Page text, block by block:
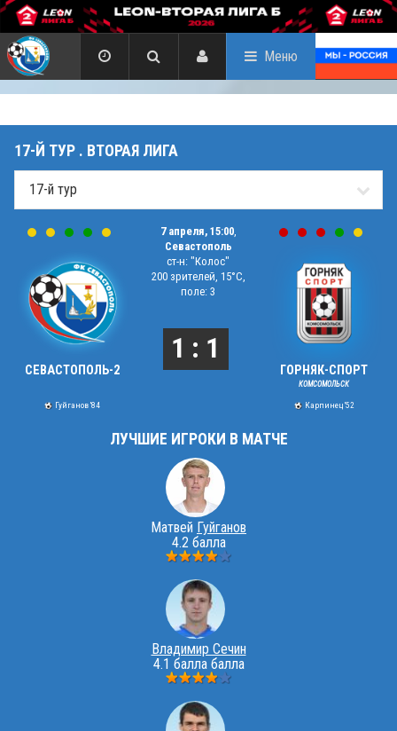
Меню
17-Й ТУР . ВТОРАЯ ЛИГА
СЕВАСТОПОЛЬ-2
Гуйганов '84
7 апреля, 15:00,
Севастополь
ст-н: "Колос"
200 зрителей, 15°C,
поле: 3
1 : 1
ГОРНЯК-СПОРТ
КОМСОМОЛЬСК
Карпинец '52
ЛУЧШИЕ ИГРОКИ В МАТЧЕ
Матвей Гуйганов
4.2 балла
Владимир Сечин
4.1 балла балла